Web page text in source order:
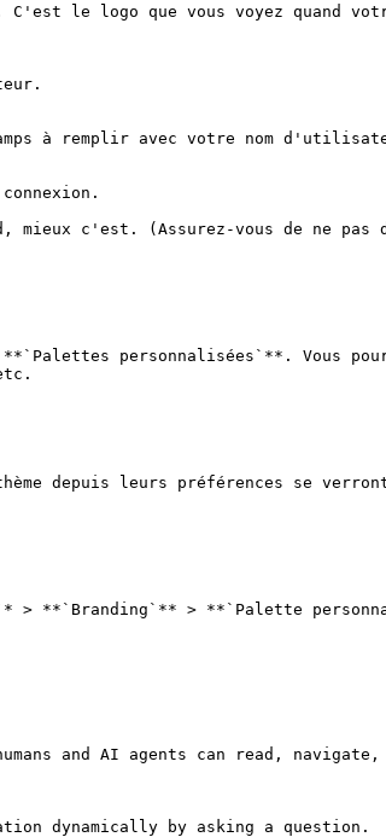
le logo que vous voyez quand
à remplir avec votre nom
personnalisées`**. Vous
depuis leurs préférences se
**`Branding`** > **`Palette
and AI agents can read, navigate,
dynamically by asking a question.